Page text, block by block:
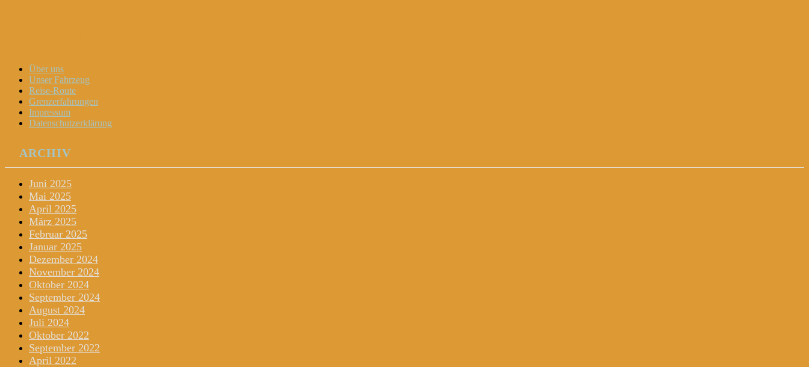
Menu
Widgets
Search
Skip
content
Über uns
Unser Fahrzeug
Reise-Route
Grenzerfahrungen
Impressum
Datenschutzerklärung
ARCHIV
Juni 2025
Mai 2025
April 2025
März 2025
Februar 2025
Januar 2025
Dezember 2024
November 2024
Oktober 2024
September 2024
August 2024
Juli 2024
Oktober 2022
September 2022
April 2022